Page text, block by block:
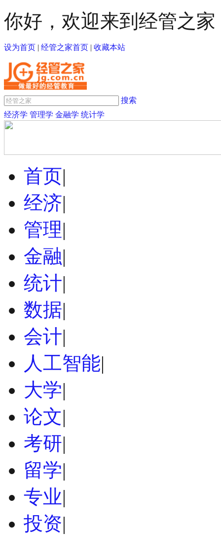
你好，欢迎来到经管之家
设为首页 | 经管之家首页 | 收藏本站
搜索
经济学 管理学 金融学 统计学
首页|
经济|
管理|
金融|
统计|
数据|
会计|
人工智能|
大学|
论文|
考研|
留学|
专业|
投资|